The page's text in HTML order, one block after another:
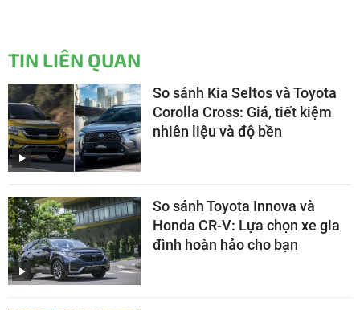
TIN LIÊN QUAN
So sánh Kia Seltos và Toyota
Corolla Cross: Giá, tiết kiệm
nhiên liệu và độ bền
So sánh Toyota Innova và
Honda CR-V: Lựa chọn xe gia
đình hoàn hảo cho bạn